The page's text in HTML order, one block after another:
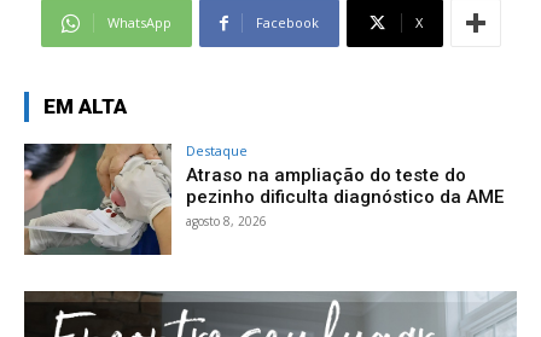
WhatsApp Facebook X
EM ALTA
Destaque
Atraso na ampliação do teste do
pezinho dificulta diagnóstico da AME
agosto 8, 2026